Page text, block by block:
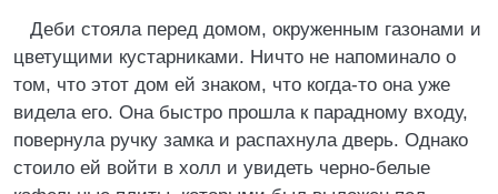
Деби стояла перед домом, окруженным газонами и
цветущими кустарниками. Ничто не напоминало о
том, что этот дом ей знаком, что когда-то она уже
видела его. Она быстро прошла к парадному входу,
повернула ручку замка и распахнула дверь. Однако
стоило ей войти в холл и увидеть черно-белые